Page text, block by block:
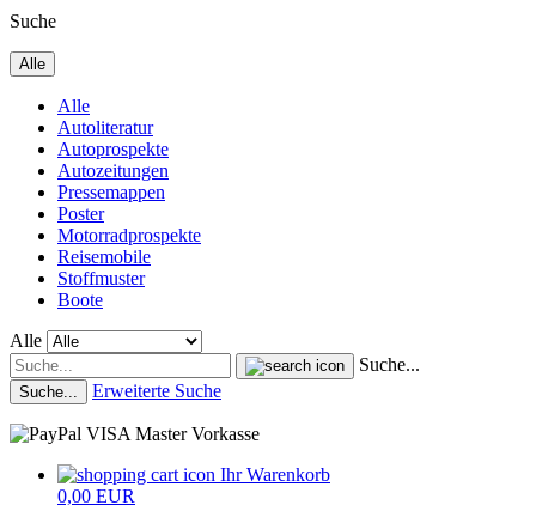
Suche
Alle
Alle
Autoliteratur
Autoprospekte
Autozeitungen
Pressemappen
Poster
Motorradprospekte
Reisemobile
Stoffmuster
Boote
Alle
Suche...
Suche... Erweiterte Suche
Ihr Warenkorb
0,00 EUR